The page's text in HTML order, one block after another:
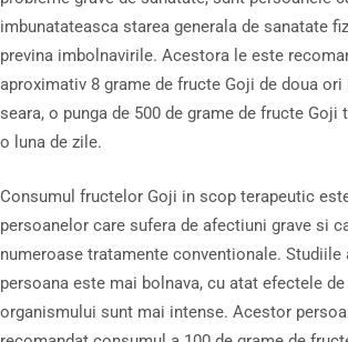
imbunatateasca starea generala de sanatate
previna imbolnavirile. Acestora le este
aproximativ 8 grame de fructe Goji de doua ori
seara, o punga de 500 de grame de fructe Goji
o luna de zile.
Consumul fructelor Goji in scop terapeutic
persoanelor care sufera de afectiuni grave si
numeroase tratamente conventionale. Studiile
persoana este mai bolnava, cu atat efectele
organismului sunt mai intense. Acestor